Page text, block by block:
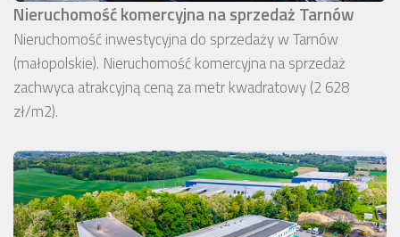
Nieruchomość komercyjna na sprzedaż Tarnów
Nieruchomość inwestycyjna do sprzedaży w Tarnów
(małopolskie). Nieruchomość komercyjna na sprzedaż
zachwyca atrakcyjną ceną za metr kwadratowy (2 628
zł/m2).